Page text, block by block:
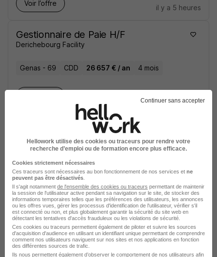
Voir l’offre
il y a 5 heures
Gestionnaire de Paie H/F
Derichebourg Facility
Genas - 69 CDD 26 657 € / an 4 mois
il y a 5 heures
Agent de Service Propreté H/F
Breil-sur-Roya - 06 CDD
Voir l’offre
il y a 5 heures
Agent de Service Propreté H/F
Derichebourg Facility
Sauve - 30 CDD 1 mois
Continuer sans accepter
Hellowork utilise des cookies ou traceurs pour rendre votre
recherche d’emploi ou de formation encore plus efficace.
Cookies strictement nécessaires
Ces traceurs sont nécessaires au bon fonctionnement de nos services et ne
peuvent pas être désactivés
Il s'agit notamment de l'ensemble des cookies ou traceurs permettant de maintenir
la session de l'utilisateur active pendant sa navigation sur le site, de stocker des
informations temporaires telles que les préférences des utilisateurs, les annonces
ou les offres vues, gérer les processus d'identification de l'utilisateur, vérifier s'il
est connecté ou non, et plus globalement garantir la sécurité du site web en
détectant les tentatives d'accès frauduleux ou les violations de sécurité.
Ces cookies ou traceurs permettent également de piloter et suivre les sources
d'acquisition d'audience en utilisant un identifiant unique permettant de comprendre
comment nos utilisateurs naviguent sur nos sites et nos applications en fonction
des différentes sources de trafic.
Ils nous permettent également d’observer le comportement de nos utilisateurs afin